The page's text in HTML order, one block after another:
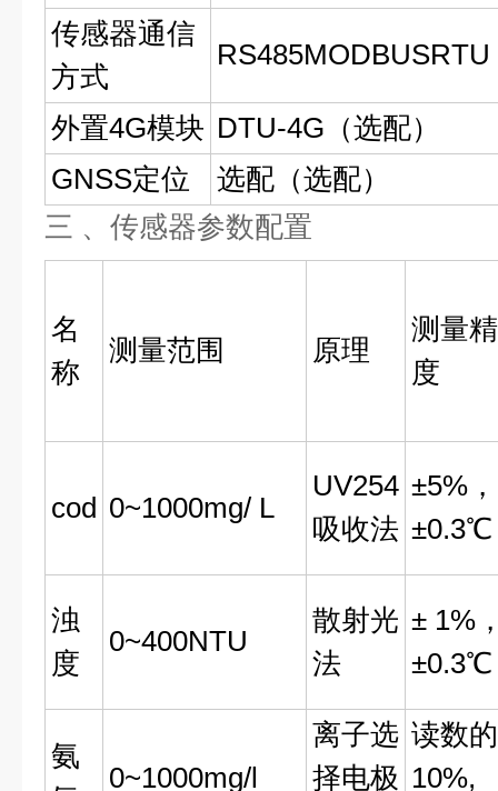
传感器通信
方式
RS485MODBUSRTU
外置4G模块 DTU-4G（选配）
GNSS定位
选配（选配）
三 、传感器参数配置
名
称
测量范围 原理
测量精
度
cod 0~1000mg/ L
UV254
吸收法
±5%，
±0.3℃
浊
度
0~400NTU
散射光
法
± 1%
±0.3℃
氨
0~1000mg/l
离子选
择电极
读数的
10%,